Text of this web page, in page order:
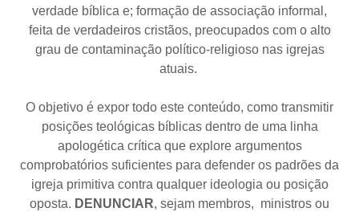
verdade bíblica e; formação de associação informal,
feita de verdadeiros cristãos, preocupados com o alto
grau de contaminação político-religioso nas igrejas
atuais.
O objetivo é expor todo este conteúdo, como transmitir
posições teológicas bíblicas dentro de uma linha
apologética crítica que explore argumentos
comprobatórios suficientes para defender os padrões da
igreja primitiva contra qualquer ideologia ou posição
oposta. DENUNCIAR, sejam membros, ministros ou